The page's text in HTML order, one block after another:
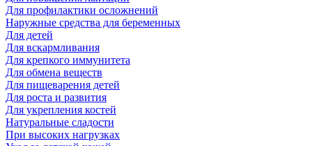
Для профилактики осложнений
Наружные средства для беременных
Для детей
Для вскармливания
Для крепкого иммунитета
Для обмена веществ
Для пищеварения детей
Для роста и развития
Для укрепления костей
Натуральные сладости
При высоких нагрузках